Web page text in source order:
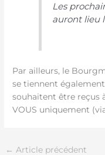
Les
auront lieu
Par ailleurs, le
se tiennent
souhaitent être reçus
VOUS uniquement
← Article précédent